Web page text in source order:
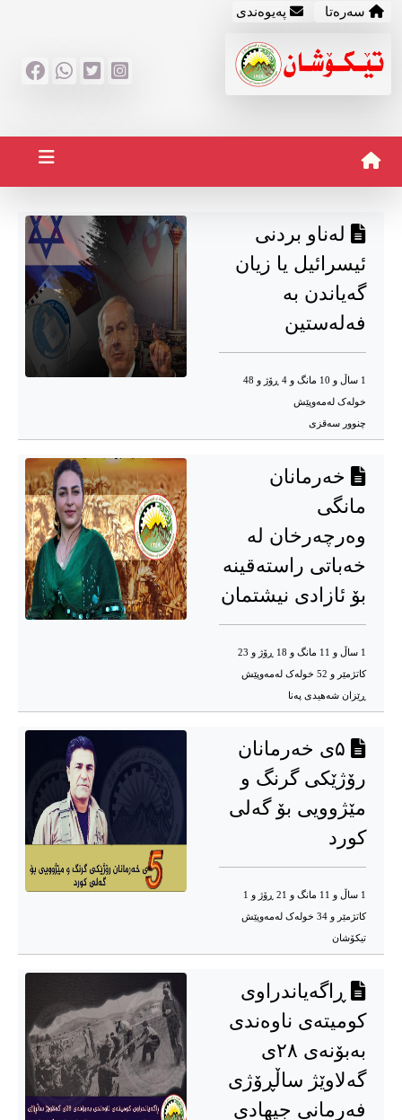
سه‌ره‌تا په‌یوه‌ندی
لەناو بردنی
ئیسرائیل یا زیان
گەیاندن بە
فەلەستین
1 ساڵ و 10 مانگ و 4 ڕۆژ و 48
خوله‌ک له‌مه‌وپێش‌
چنوور سەقزی
خەرمانان
مانگی
وەرچەرخان لە
خەباتی راستەقینە
بۆ ئازادی نیشتمان
1 ساڵ و 11 مانگ و 18 ڕۆژ و 23
کاتژمێر و 52 خوله‌ک له‌مه‌وپێش‌
ڕێزان شەهیدی پەنا
۵ی خەرمانان
رۆژێکی گرنگ و
مێژوویی بۆ گه‌لی
کورد
1 ساڵ و 11 مانگ و 21 ڕۆژ و 1
کاتژمێر و 34 خوله‌ک له‌مه‌وپێش‌
تیکۆشان
ڕاگه‌یاندراوی
کومیته‌ی ناوه‌ندی
به‌بۆنه‌ی ٢٨ی
گه‌لاوێژ ساڵڕۆژی
فەرمانی جیهادی